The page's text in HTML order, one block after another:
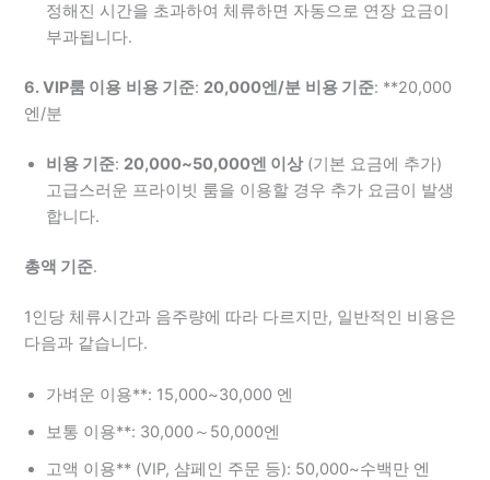
정해진 시간을 초과하여 체류하면 자동으로 연장 요금이
부과됩니다.
6. VIP룸 이용 비용 기준: 20,000엔/분 비용 기준: **20,000
엔/분
비용 기준: 20,000~50,000엔 이상(기본 요금에 추가)
고급스러운 프라이빗 룸을 이용할 경우 추가 요금이 발생
합니다.
총액 기준.
1인당 체류시간과 음주량에 따라 다르지만, 일반적인 비용은
다음과 같습니다.
가벼운 이용**: 15,000~30,000 엔
보통 이용**: 30,000～50,000엔
고액 이용** (VIP, 샴페인 주문 등): 50,000~수백만 엔